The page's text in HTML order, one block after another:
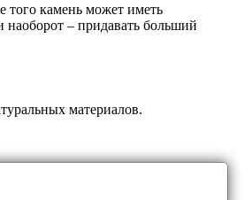
того камень может иметь
наоборот – придавать больший
материалов.